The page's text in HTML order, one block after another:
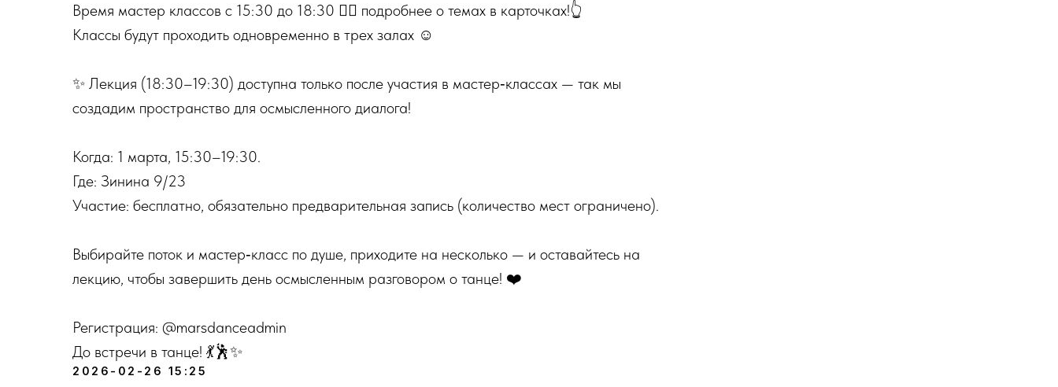
Время мастер классов с 15:30 до 18:30 ❤️‍🔥 подробнее о темах в карточках!👆
Классы будут проходить одновременно в трех залах ☺️
✨ Лекция (18:30–19:30) доступна только после участия в мастер‑классах — так мы
создадим пространство для осмысленного диалога!
Когда: 1 марта, 15:30–19:30.
Где: Зинина 9/23
Участие: бесплатно, обязательно предварительная запись (количество мест ограничено).
Выбирайте поток и мастер‑класс по душе, приходите на несколько — и оставайтесь на
лекцию, чтобы завершить день осмысленным разговором о танце! ❤️
Регистрация: @marsdanceadmin
До встречи в танце! 💃🕺✨
2026-02-26 15:25